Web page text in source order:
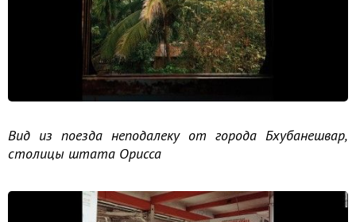
Вид из поезда неподалеку от города Бхубанешвар,
столицы штата Орисса